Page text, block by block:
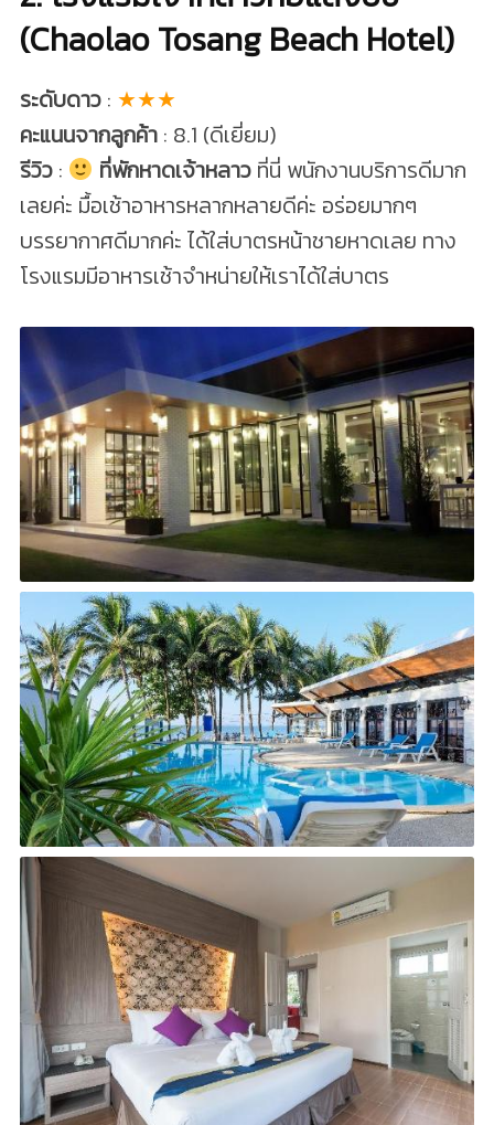
(Chaolao Tosang Beach Hotel)
ระดับดาว: ★★★
คะแนนจากลูกค้า: 8.1 (ดีเยี่ยม)
รีวิว: ที่พักหาดเจ้าหลาวที่นี่ พนักงานบริการดีมาก
เลยค่ะ มื้อเช้าอาหารหลากหลายดีค่ะ อร่อยมากๆ
บรรยากาศดีมากค่ะ ได้ใส่บาตรหน้าชายหาดเลย ทาง
โรงแรมมีอาหารเช้าจำหน่ายให้เราได้ใส่บาตร